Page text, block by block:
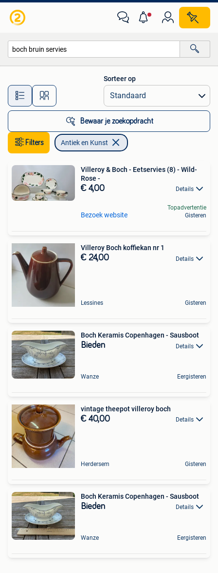
Alle afstanden…
Sorteer op
Bewaar je zoekopdracht
Filters Antiek en Kunst
Villeroy & Boch - Eetservies (8) - Wild-
Rose -
€ 4,00 Details
Bezoek website
Topadvertentie
Gisteren
Villeroy Boch koffiekan nr 1
€ 24,00 Details
Lessines Gisteren
Boch Keramis Copenhagen - Sausboot
Bieden Details
Wanze Eergisteren
vintage theepot villeroy boch
€ 40,00 Details
Herdersem Gisteren
Boch Keramis Copenhagen - Sausboot
Bieden Details
Wanze Eergisteren